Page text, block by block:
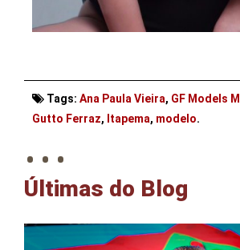
Tags: Ana Paula Vieira, GF Models
Gutto Ferraz, Itapema, modelo.
. . .
Últimas do Blog